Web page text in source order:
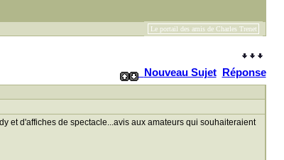
Le portail des amis de Charles Trenet
Nouveau Sujet Réponse
et d'affiches de spectacle...avis aux amateurs qui souhaiteraient